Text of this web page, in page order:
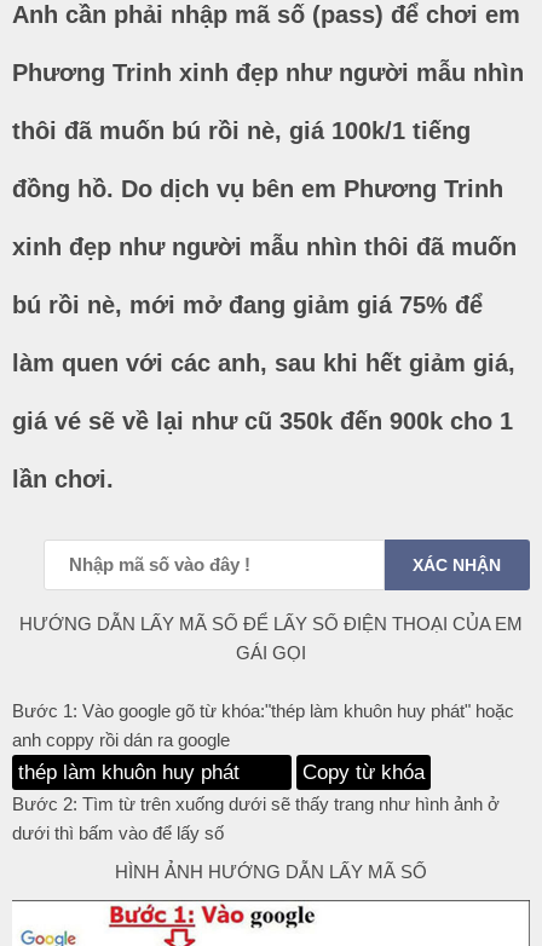
Anh cần phải nhập mã số (pass) để chơi em
Phương Trinh xinh đẹp như người mẫu nhìn
thôi đã muốn bú rồi nè, giá 100k/1 tiếng
đồng hồ. Do dịch vụ bên em Phương Trinh
xinh đẹp như người mẫu nhìn thôi đã muốn
bú rồi nè, mới mở đang giảm giá 75% để
làm quen với các anh, sau khi hết giảm giá,
giá vé sẽ về lại như cũ 350k đến 900k cho 1
lần chơi.
HƯỚNG DẪN LẤY MÃ SỐ ĐỂ LẤY SỐ ĐIỆN THOẠI CỦA EM
GÁI GỌI
Bước 1: Vào google gõ từ khóa:"thép làm khuôn huy phát" hoặc
anh coppy rồi dán ra google
Copy từ khóa
Bước 2: Tìm từ trên xuống dưới sẽ thấy trang như hình ảnh ở
dưới thì bấm vào để lấy số
HÌNH ẢNH HƯỚNG DẪN LẤY MÃ SỐ